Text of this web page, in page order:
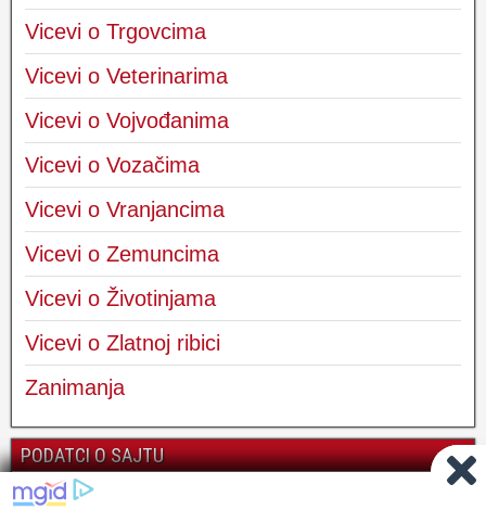
Vicevi o Trgovcima
Vicevi o Veterinarima
Vicevi o Vojvođanima
Vicevi o Vozačima
Vicevi o Vranjancima
Vicevi o Zemuncima
Vicevi o Životinjama
Vicevi o Zlatnoj ribici
Zanimanja
PODATCI O SAJTU
Kontakt